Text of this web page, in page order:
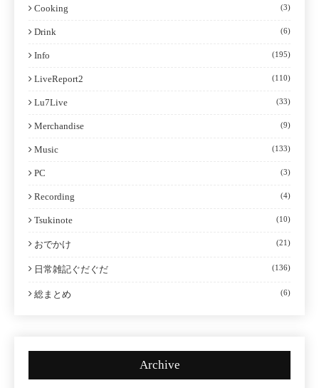
Cooking (3)
Drink (6)
Info (195)
LiveReport2 (110)
Lu7Live (33)
Merchandise (9)
Music (133)
PC (3)
Recording (4)
Tsukinote (10)
おでかけ (21)
日常雑記ぐだぐだ (136)
総まとめ (6)
Archive